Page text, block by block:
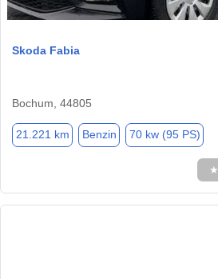
Skoda Fabia
Bochum, 44805
21.221 km Benzin 70 kw (95 PS)
★